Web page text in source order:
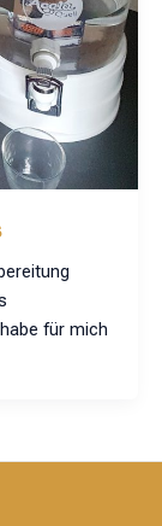
für mich